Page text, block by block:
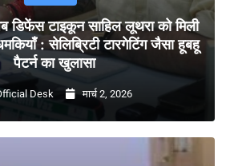
डिफेंस टाइकून साहिल लूथरा को मिली
: सेलिब्रिटी टारगेटिंग जैसा हूबहू
पैटर्न का खुलासा
Desk मार्च 2, 2026